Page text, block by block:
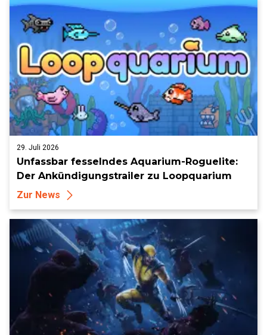
29. Juli 2026
Unfassbar fesselndes Aquarium-Roguelite:
Der Ankündigungstrailer zu Loopquarium
Zur News